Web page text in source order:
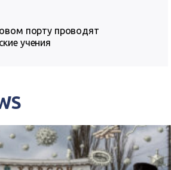
порту проводят
учения